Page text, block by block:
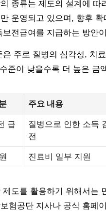
종류는 제도의 설계에
운영되고 있으며, 향후
보전급여를 지급하는 방안
은 주로 질병의 심각성, 치
준이 낮을수록 더 높은 금
주요 내용
급
질병으로 인한 소득
전
진료비 일부 지원
제도를 활용하기 위해서는
험공단 지사나 공식 홈페